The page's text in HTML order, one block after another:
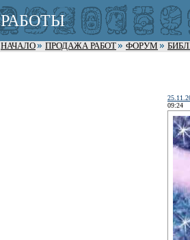
РАБОТЫ
НАЧАЛО ПРОДАЖА РАБОТ ФОРУМ
09:24